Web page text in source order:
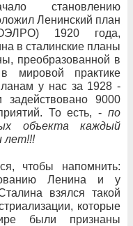
становлению
Ленинский план
1920 года,
в сталинские планы
преобразованной в
практике
у нас за 1928 -
9000
То есть, - по
объекта каждый
лет!!!
чтобы напомнить:
Ленина и у
взялся такой
которые
были признаны